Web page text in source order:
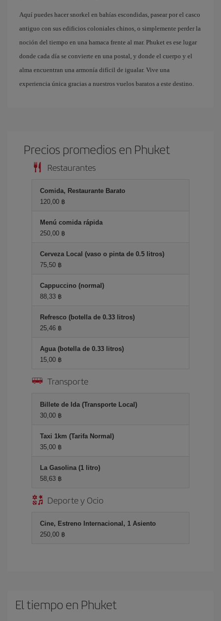
Aquí puedes hacer snorkel en bahías escondidas, pasear por el casco
antiguo con sus edificios coloniales chinos, o simplemente perder la
noción del tiempo en una hamaca frente al mar. Phuket es ese lugar
donde cada día se convierte en una postal, y donde el cuerpo y el
alma encuentran una armonía difícil de igualar. Vive una
experiencia única gracias a nuestros vuelos baratos a este destino.
Precios promedios en Phuket
Restaurantes
Comida, Restaurante Barato
120,00 ฿
Menú comida rápida
250,00 ฿
Cerveza Local (vaso o pinta de 0.5 litros)
75,50 ฿
Cappuccino (normal)
88,33 ฿
Refresco (botella de 0.33 litros)
25,46 ฿
Agua (botella de 0.33 litros)
15,00 ฿
Transporte
Billete de Ida (Transporte Local)
30,00 ฿
Taxi 1km (Tarifa Normal)
35,00 ฿
La Gasolina (1 litro)
58,63 ฿
Deporte y Ocio
Cine, Estreno Internacional, 1 Asiento
250,00 ฿
El tiempo en Phuket